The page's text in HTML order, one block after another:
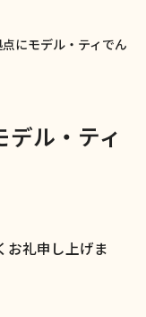
にモデル・ティでんき
デル・ティ
お礼申し上げま